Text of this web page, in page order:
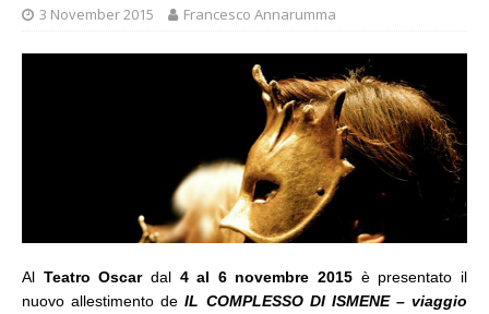
3 November 2015 Francesco Annarumma
Al Teatro Oscardal 4 al 6 novembre 2015 è presentato il
nuovo allestimento deIL COMPLESSO DI ISMENE – viaggio